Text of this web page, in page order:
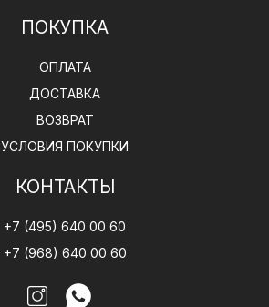
ПОКУПКА
ОПЛАТА
ДОСТАВКА
ВОЗВРАТ
УСЛОВИЯ ПОКУПКИ
КОНТАКТЫ
+7 (495) 640 00 60
+7 (968) 640 00 60